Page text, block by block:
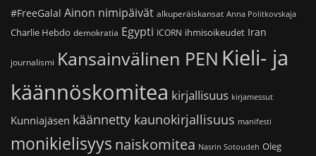
#FreeGalal Ainon nimipäivät alkuperäiskansat Anna Politkovskaja
Charlie Hebdo demokratia Egypti ICORN ihmisoikeudet Iran
journalismi Kansainvälinen PEN Kieli- ja
käännöskomitea kirjallisuus kirjamessut
Kunniajäsen käännetty kaunokirjallisuus manifesti
monikielisyys naiskomitea Nasrin Sotoudeh Oleg